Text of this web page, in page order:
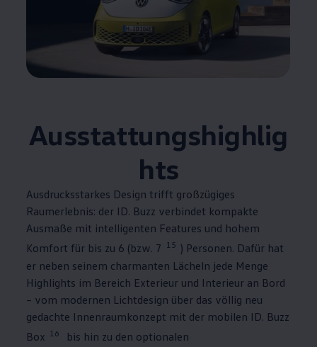
Ausstattungshighlig
hts
Ausdrucksstarkes Design trifft großzügiges
Raumerlebnis: der ID. Buzz verbindet kompakte
Ausmaße mit intelligenten Features und hohem
Komfort für bis zu 6 (bzw. 7 15 ) Personen. Dafür hat
er neben seinem charmanten Lächeln jede Menge
Highlights im Bereich Exterieur und Interieur an Bord
– vom modernen Lichtdesign über das völlig neu
gedachte Innenraumkonzept mit der mobilen ID. Buzz
Box 16
bis hin zu den optionalen